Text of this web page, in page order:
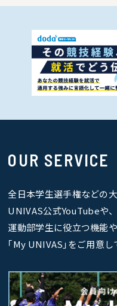
OUR SERVICE
全日本学生選手権などの
UNIVAS公式YouTubeや、
運動部学生に役立つ機能
｢My UNIVAS｣をご用意し